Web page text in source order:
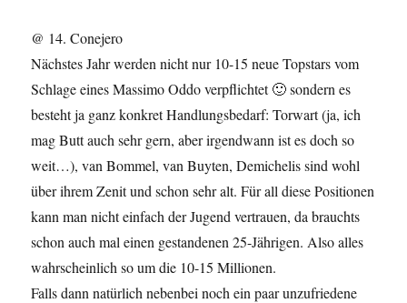
@ 14. Conejero
Nächstes Jahr werden nicht nur 10-15 neue Topstars vom
Schlage eines Massimo Oddo verpflichtet 🙂 sondern es
besteht ja ganz konkret Handlungsbedarf: Torwart (ja, ich
mag Butt auch sehr gern, aber irgendwann ist es doch so
weit…), van Bommel, van Buyten, Demichelis sind wohl
über ihrem Zenit und schon sehr alt. Für all diese Positionen
kann man nicht einfach der Jugend vertrauen, da brauchts
schon auch mal einen gestandenen 25-Jährigen. Also alles
wahrscheinlich so um die 10-15 Millionen.
Falls dann natürlich nebenbei noch ein paar unzufriedene